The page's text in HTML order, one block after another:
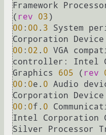
Framework
( rev 03
00 : 00 . 3 System
Corporation Device
00 : 02 . 0 VGA
controller: Intel
Graphics 605 ( rev
00 : 0e. 0 Audio
Corporation Device
00 : 0f. 0
Intel Corporation
Silver Processor